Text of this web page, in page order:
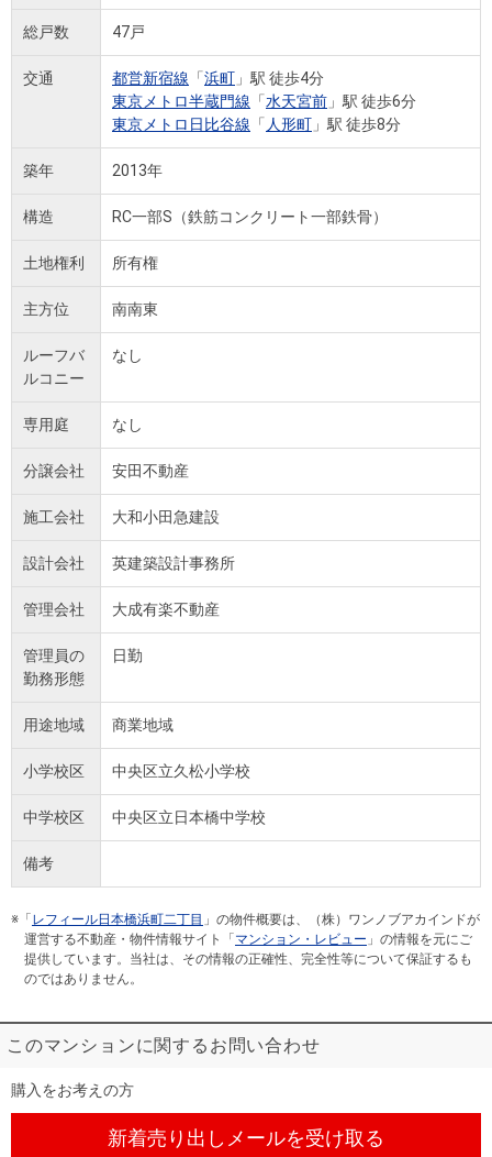
総戸数 47戸
交通 都営新宿線 「浜町 」駅 徒歩4分
東京メトロ半蔵門線 「水天宮前 」駅 徒歩6分
東京メトロ日比谷線 「 人形町 」駅 徒歩8分
築年 2013年
構造 RC一部S（鉄筋コンクリート一部鉄骨）
土地権利 所有権
主方位 南南東
ルーフバ
ルコニー
なし
専用庭 なし
分譲会社 安田不動産
施工会社 大和小田急建設
設計会社 英建築設計事務所
管理会社 大成有楽不動産
管理員の
勤務形態
日勤
用途地域 商業地域
小学校区 中央区立久松小学校
中学校区 中央区立日本橋中学校
備考
※「 レフィール日本橋浜町二丁目 」の物件概要は、（株）ワンノブアカインドが
運営する不動産・物件情報サイト「 マンション・レビュー 」の情報を元にご
提供しています。当社は、その情報の正確性、完全性等について保証するも
のではありません。
このマンションに関するお問い合わせ
購入をお考えの方
新着売り出しメールを受け取る